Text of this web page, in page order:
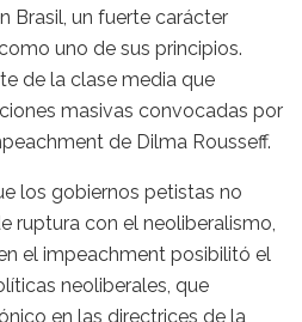
Brasil, un fuerte carácter
uno de sus principios.
de la clase media que
masivas convocadas por
de Dilma Rousseff.
los gobiernos petistas no
ruptura con el neoliberalismo,
el impeachment posibilitó el
neoliberales, que
en las directrices de la